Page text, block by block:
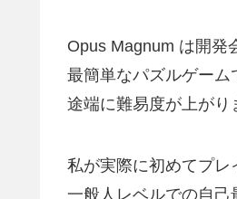
Opus Magnum は開発
最簡単なパズルゲー
途端に難易度が上がり
私が実際に初めてプ
一般人レベルでの自